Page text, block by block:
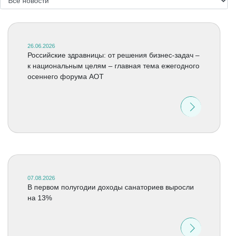
26.06.2026
Российские здравницы: от решения бизнес-задач –
к национальным целям – главная тема ежегодного
осеннего форума АОТ
07.08.2026
В первом полугодии доходы санаториев выросли
на 13%